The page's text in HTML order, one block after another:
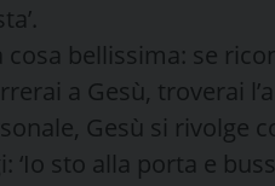
cosa bellissima: se
a Gesù, troverai
Gesù si rivolge
‘Io sto alla porta e